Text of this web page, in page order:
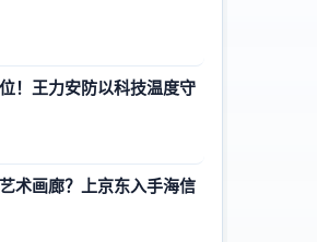
！王力安防以科技温度守
术画廊？上京东入手海信